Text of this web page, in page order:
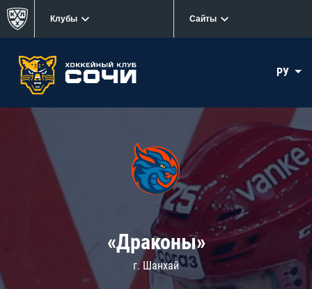
Клубы Сайты
РУ
«Драконы»
г. Шанхай